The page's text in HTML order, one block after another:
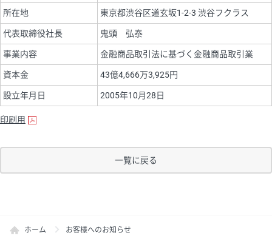
所在地 東京都渋谷区道玄坂1-2-3 渋谷フクラス
代表取締役社長 鬼頭 弘泰
事業内容 金融商品取引法に基づく金融商品取引業
資本金 43億4,666万3,925円
設立年月日 2005年10月28日
印刷用
一覧に戻る
ホーム お客様へのお知らせ